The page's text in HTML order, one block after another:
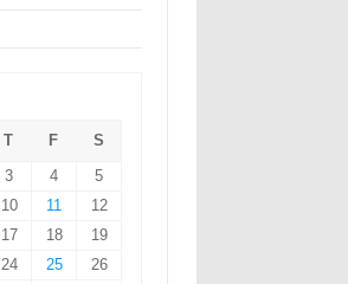
T F
S
3 4
5
10 11
12
17 18
19
24 25
26